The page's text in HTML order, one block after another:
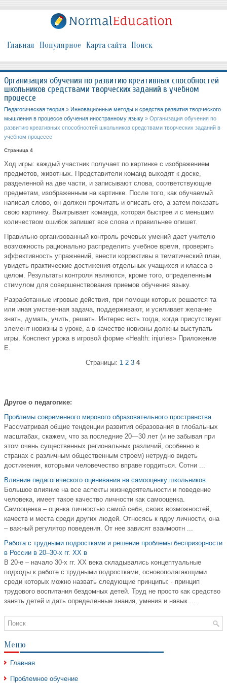
Главная Популярное Карта сайта Поиск
Организация обучения по развитию креативных способностей
школьников средствами творческих заданий в учебном
процессе
Педагогическая теория » Инновационные методы и средства развития творческого
мышления в процессе обучения иностранному языку » Организация обучения по
развитию креативных способностей школьников средствами творческих заданий в
учебном процессе
Страница 4
Ход игры: каждый участник получает по картинке с изображением
предметов, животных. Представители команд выходят к доске,
разделенной на две части, и записывают слова, соответствующие
предметам, изображенным на картинке. После того, как обучаемый
написал слово, он должен прочитать и описать его, а затем показать
свою картинку. Выигрывает команда, которая быстрее и с меньшим
количеством ошибок запишет все слова и правильнее опишет.
Правильно организованный контроль речевых умений дает учителю
возможность рационально распределить учебное время, проверить
эффективность упражнений, внести коррективы в тематический план,
увидеть практические достижения отдельных учащихся и класса в
целом. Результаты контроля являются, кроме того, определенным
стимулом для совершенствования приемов обучения языку.
Разработанные игровые действия, при помощи которых решается та
или иная умственная задача, поддерживают, и усиливает желание
знать, думать, учить, решать. Интерес есть тогда, когда присутствует
элемент новизны в уроке, а в качестве новизны должны выступать
игры. Конспект урока в игровой форме «Health: injuries» Приложение
Е.
Страницы: 1 2 3 4
Другое о педагогике:
Проблемы современного мирового образовательного пространства
Рассматривая общие тенденции развития образования в глобальных
масштабах, скажем, что за последние 20—30 лет (и не забывая при
этом очень существенных региональных различий, особенно в
странах с различным общественным строем) нетрудно видеть
достижения, которыми человечество вправе гордиться. Сотни ...
Влияние педагогического оценивания на самооценку школьников
Большое влияние на все аспекты жизнедеятельности и поведение
человека, имеет такое качество личности как самооценка.
Самооценка – оценка личностью самой себя, своих возможностей,
качеств и места среди других людей. Относясь к ядру личности, она
– важный регулятор поведения. От нее зависят взаимоотн ...
Работа с трудными подростками и решение проблемы беспризорности
в России в 20–30-х гг. ХХ в
В 20-е – начало 30-х гг. ХХ века складывались концептуальные
подходы к работе с трудными подростками, основополагающими
среди которых можно назвать следующие принципы: · принцип
трудового воспитания бездомных детей. Труд не просто как средство
занять детей и дать определенные знания, умения и навык ...
Меню
Главная
Проблемное обучение